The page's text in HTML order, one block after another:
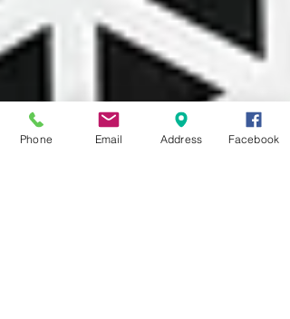
Phone Email Address Facebook